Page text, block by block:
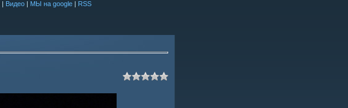
| Видео| МЫ на google| RSS